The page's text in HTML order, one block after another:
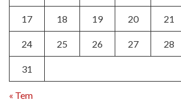
17 18 19 20 21
24 25 26 27 28
31
« Tem